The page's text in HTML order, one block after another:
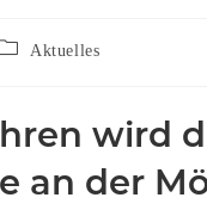
Aktuelles
wird
an der